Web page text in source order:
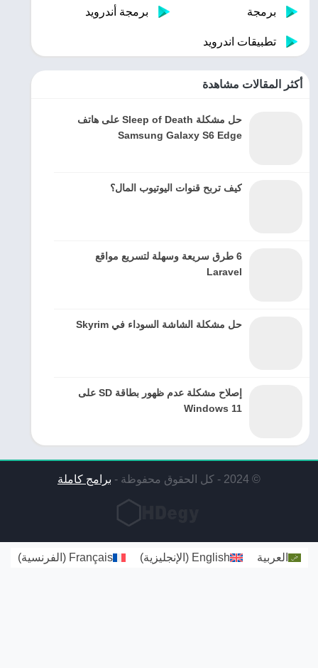
برمجة برمجة أندرويد
تطبيقات اندرويد
أكثر المقالات مشاهدة
حل مشكلة Sleep of Death على هاتف
Samsung Galaxy S6 Edge
كيف تربح قنوات اليوتيوب المال؟
6 طرق سريعة وسهلة لتسريع مواقع
Laravel
حل مشكلة الشاشة السوداء في Skyrim
إصلاح مشكلة عدم ظهور بطاقة SD على
Windows 11
© 2024 - كل الحقوق محفوظة - برامج كاملة
العربية English
( الإنجليزية)
Français
( الفرنسية)